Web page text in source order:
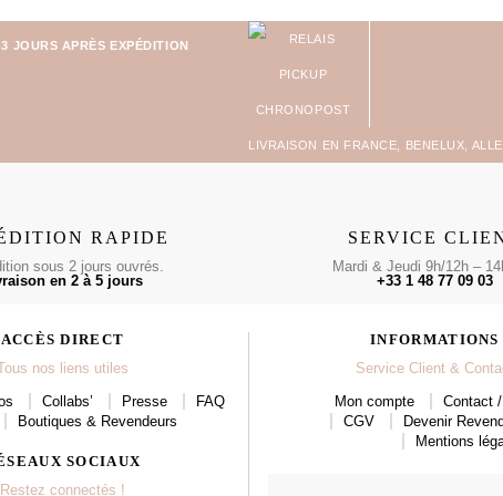
3 JOURS APRÈS EXPÉDITION
LIVRAISON EN FRANCE, BENELUX,
RAPIDE
sous 2 jours ouvrés.
en 2 à 5 jours
SERVICE
Mardi & Jeudi 9h/12h –
+33 1 48 77 09 03
ACCÈS DIRECT
nos liens utiles
Collabs’ Presse
FAQ
Boutiques & Revendeurs
SOCIAUX
Restez connectés !
INFORMATIONS
Service Client &
Mon compte
Contact
CGV
Devenir
Mentions